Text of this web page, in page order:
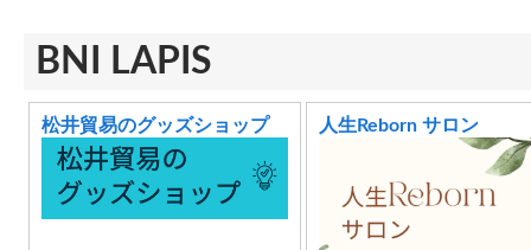
BNI LAPIS
松井貿易のグッズショップ 人生Reborn サロン